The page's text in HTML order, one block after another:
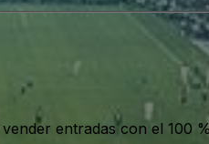
entradas con el 100